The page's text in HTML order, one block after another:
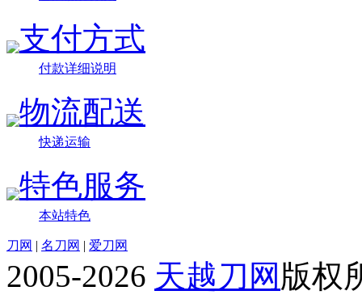
支付方式
付款详细说明
物流配送
快递运输
特色服务
本站特色
刀网 | 名刀网 | 爱刀网
2005-2026 天越刀网 版权